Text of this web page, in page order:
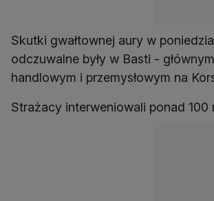
Skutki gwałtownej aury w
odczuwalne były w Basti -
handlowym i przemysłowym na
Strażacy interweniowali ponad 100